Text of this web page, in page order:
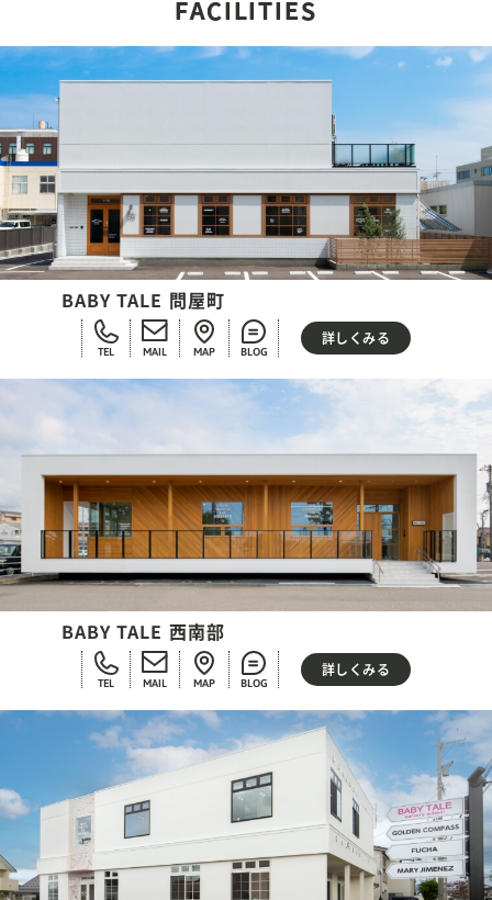
FACILITIES
BABY TALE 問屋町
TEL MAIL MAP BLOG
詳しくみる
BABY TALE 西南部
TEL MAIL MAP BLOG
詳しくみる